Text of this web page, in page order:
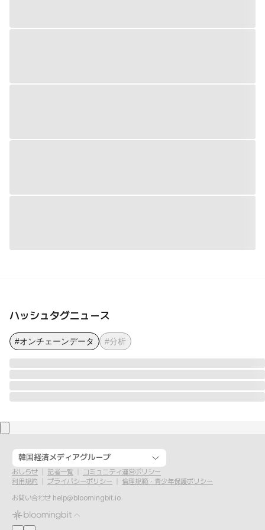
ハッシュタグニュース
#オンチェーンデータ #分析
韓国経済メディアグループ
おしらせ 記者一覧
コミュニティ運営ポリシー
利用規約
プライバシーポリシー
倫理規範・青少年保護ポリシー
お問い合わせ help@bloomingbit.io